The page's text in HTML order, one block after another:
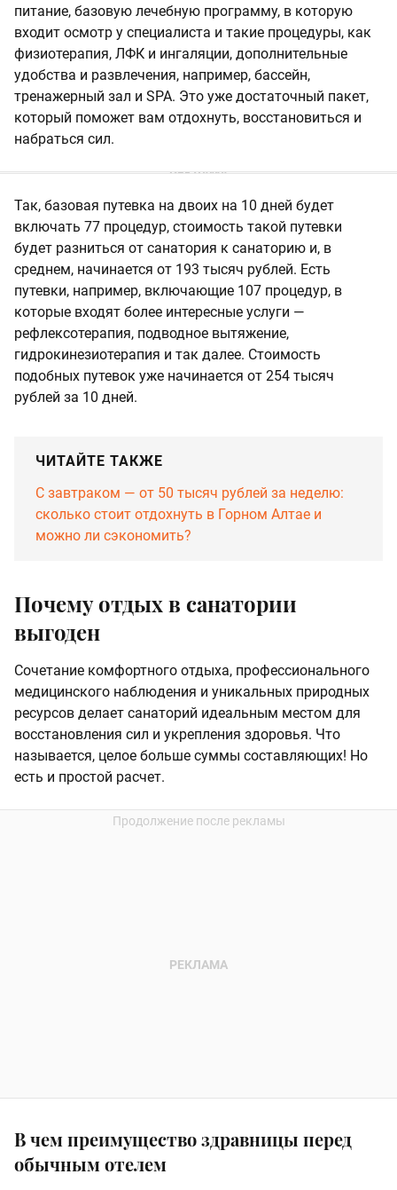
питание, базовую лечебную программу, в которую
входит осмотр у специалиста и такие процедуры, как
физиотерапия, ЛФК и ингаляции, дополнительные
удобства и развлечения, например, бассейн,
тренажерный зал и SPA. Это уже достаточный пакет,
который поможет вам отдохнуть, восстановиться и
набраться сил.
Так, базовая путевка на двоих на 10 дней будет
включать 77 процедур, стоимость такой путевки
будет разниться от санатория к санаторию и, в
среднем, начинается от 193 тысяч рублей. Есть
путевки, например, включающие 107 процедур, в
которые входят более интересные услуги —
рефлексотерапия, подводное вытяжение,
гидрокинезиотерапия и так далее. Стоимость
подобных путевок уже начинается от 254 тысяч
рублей за 10 дней.
ЧИТАЙТЕ ТАКЖЕ
С завтраком — от 50 тысяч рублей за неделю:
сколько стоит отдохнуть в Горном Алтае и
можно ли сэкономить?
Почему отдых в санатории
выгоден
Сочетание комфортного отдыха, профессионального
медицинского наблюдения и уникальных природных
ресурсов делает санаторий идеальным местом для
восстановления сил и укрепления здоровья. Что
называется, целое больше суммы составляющих! Но
есть и простой расчет.
В чем преимущество здравницы перед
обычным отелем